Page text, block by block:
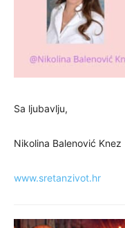
Sa ljubavlju,
Nikolina Balenović Knez
www.sretanzivot.hr